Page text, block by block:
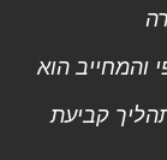
והמחייב הוא
קביעת